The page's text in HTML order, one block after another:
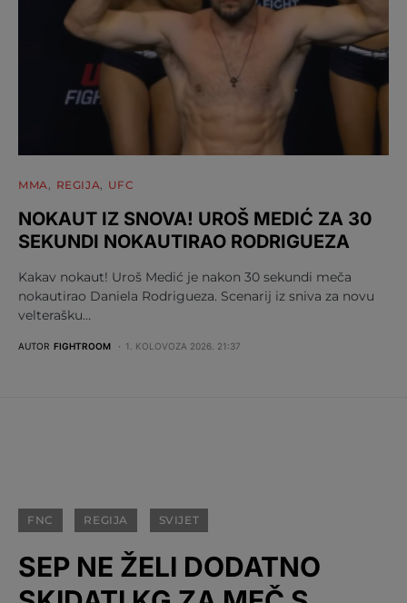
MMA REGIJA UFC
NOKAUT IZ SNOVA! UROŠ MEDIĆ ZA 30
SEKUNDI NOKAUTIRAO RODRIGUEZA
Kakav nokaut! Uroš Medić je nakon 30 sekundi meča
nokautirao Daniela Rodrigueza. Scenarij iz sniva za novu
velterašku…
AUTOR FIGHTROOM 1. KOLOVOZA 2026. 21:37
FNC REGIJA SVIJET
SEP NE ŽELI DODATNO